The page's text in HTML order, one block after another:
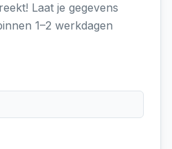
Laat je gegevens
1–2 werkdagen